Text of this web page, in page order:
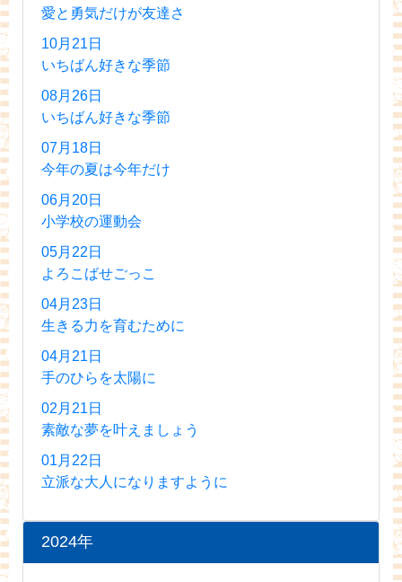
愛と勇気だけが友達さ
10月21日
いちばん好きな季節
08月26日
いちばん好きな季節
07月18日
今年の夏は今年だけ
06月20日
小学校の運動会
05月22日
よろこばせごっこ
04月23日
生きる力を育むために
04月21日
手のひらを太陽に
02月21日
素敵な夢を叶えましょう
01月22日
立派な大人になりますように
2024年